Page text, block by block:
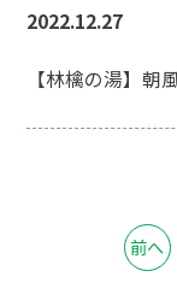
2022.12.27
【林檎の湯】朝
前へ